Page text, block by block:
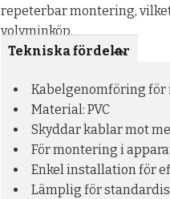
repeterbar montering,
volyminköp.
Tekniska fördelar
Kabelgenomföring
Material: PVC
Skyddar kablar mot
För montering i
Enkel installation för
Lämplig för